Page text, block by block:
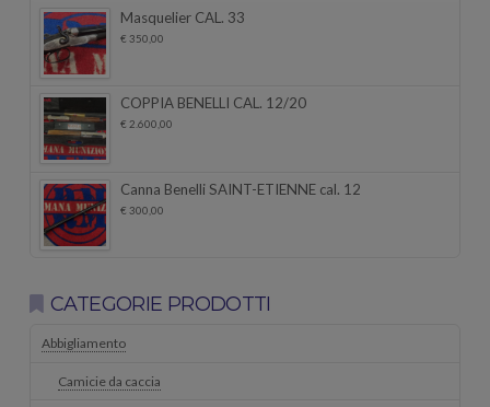
Masquelier CAL. 33
€ 350,00
COPPIA BENELLI CAL. 12/20
€ 2.600,00
Canna Benelli SAINT-ETIENNE cal. 12
€ 300,00
CATEGORIE PRODOTTI
Abbigliamento
Camicie da caccia